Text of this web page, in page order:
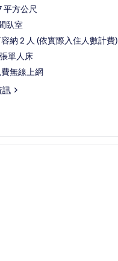
平方公尺
臥室
納 2 人 (依實際入住人數計費)
單人床
無線上網
訊